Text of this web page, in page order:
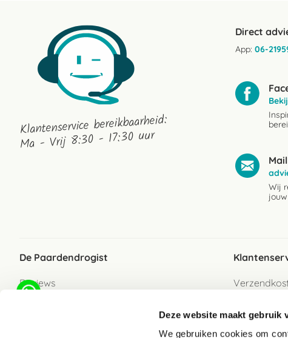
Deze website maakt gebruik
We gebruiken cookies om
Klantenservice bereikbaarheid:
Ma - Vrij 8:30 - 17:30 uur
Direct
App: 06-
Mail
Wij
De Paardendrogist
Reviews